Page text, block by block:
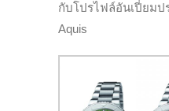
กับโปรไฟล์อันเปี่ยมป
Aquis